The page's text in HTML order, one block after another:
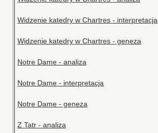
Widzenie katedry w Chartres - interpretacja
Widzenie katedry w Chartres - geneza
Notre Dame - analiza
Notre Dame - interpretacja
Notre Dame - geneza
Z Tatr - analiza